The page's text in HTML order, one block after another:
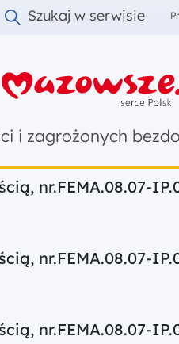
Szukaj w serwisie
i zagrożonych
nr.FEMA.08.07-
nr.FEMA.08.07-
nr.FEMA.08.07-